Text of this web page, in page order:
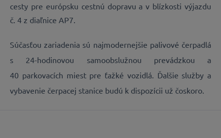
cesty pre európsku cestnú dopravu a v blízkosti výjazdu
č. 4 z diaľnice AP7.
Súčasťou zariadenia sú najmodernejšie palivové čerpadlá
s 24-hodinovou samoobslužnou prevádzkou a
40 parkovacích miest pre ťažké vozidlá. Ďalšie služby a
vybavenie čerpacej stanice budú k dispozícii už čoskoro.